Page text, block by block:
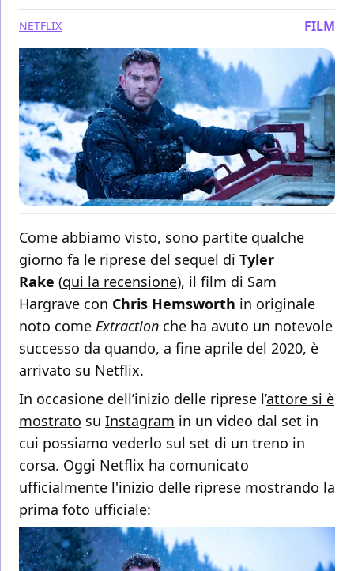
NETFLIX FILM
Come abbiamo visto, sono partite qualche
giorno fa le riprese del sequel di Tyler
Rake (qui la recensione), il film di Sam
Hargrave con Chris Hemsworth in originale
noto come Extraction che ha avuto un notevole
successo da quando, a fine aprile del 2020, è
arrivato su Netflix.
In occasione dell’inizio delle riprese l’attore si è
mostrato su Instagram in un video dal set in
cui possiamo vederlo sul set di un treno in
corsa. Oggi Netflix ha comunicato
ufficialmente l'inizio delle riprese mostrando la
prima foto ufficiale: